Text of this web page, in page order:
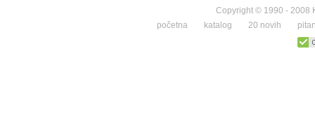
Copyright © 1990 - 2008
početna
katalog 20 novih